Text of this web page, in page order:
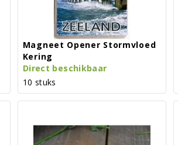
Magneet Opener Stormvloed
Kering
Direct beschikbaar
10 stuks